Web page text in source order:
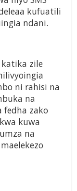
kufuatili
ndani.
zile
ni rahisi na
na
zako
kuwa
na